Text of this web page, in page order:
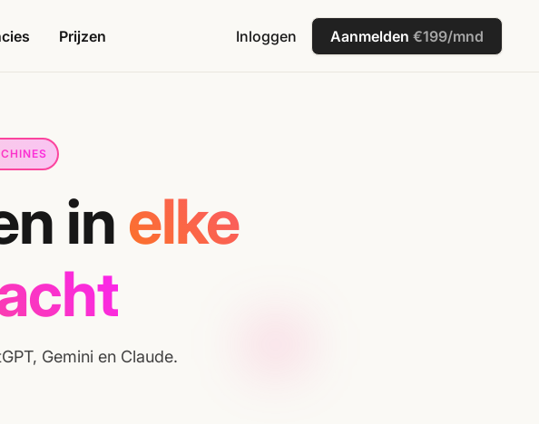
Prijzen Inloggen Aanmelden €199/mnd
in elke
Gemini en Claude.